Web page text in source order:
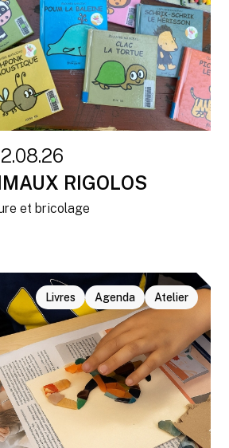
RIGOLOS
et bricolage
Livres Agenda Atelier